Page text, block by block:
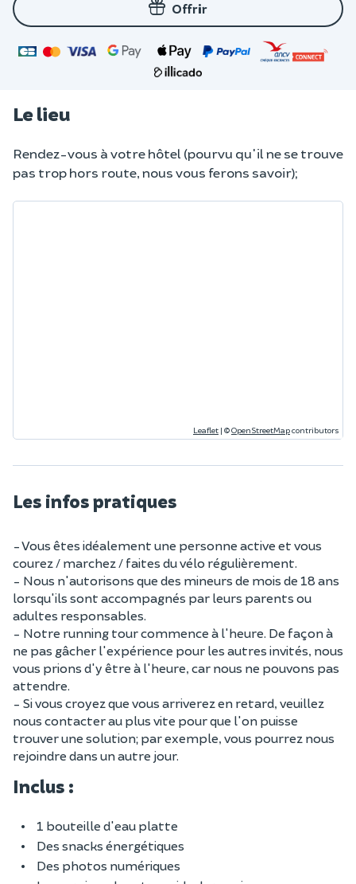
Offrir
Le lieu
Rendez-vous à votre hôtel (pourvu qu'il ne se trouve
pas trop hors route, nous vous ferons savoir);
Leaflet | ©OpenStreetMapcontributors
Les infos pratiques
- Vous êtes idéalement une personne active et vous
courez / marchez / faites du vélo régulièrement.
- Nous n'autorisons que des mineurs de mois de 18 ans
lorsqu'ils sont accompagnés par leurs parents ou
adultes responsables.
- Notre running tour commence à l'heure. De façon à
ne pas gâcher l'expérience pour les autres invités, nous
vous prions d'y être à l'heure, car nous ne pouvons pas
attendre.
- Si vous croyez que vous arriverez en retard, veuillez
nous contacter au plus vite pour que l'on puisse
trouver une solution; par exemple, vous pourrez nous
rejoindre dans un autre jour.
Inclus :
1 bouteille d'eau platte
Des snacks énergétiques
Des photos numériques